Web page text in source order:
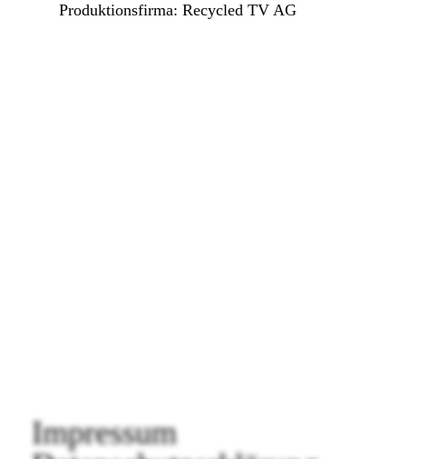
Produktionsfirma: Recycled TV AG
Impressum